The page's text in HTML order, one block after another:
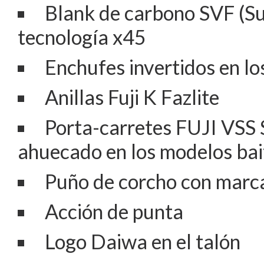
Blank de carbono SVF
tecnología x45
Enchufes invertidos en
Anillas Fuji K Fazlite
Porta-carretes FUJI VSS
ahuecado en los modelos
Puño de corcho con
Acción de punta
Logo Daiwa en el talón